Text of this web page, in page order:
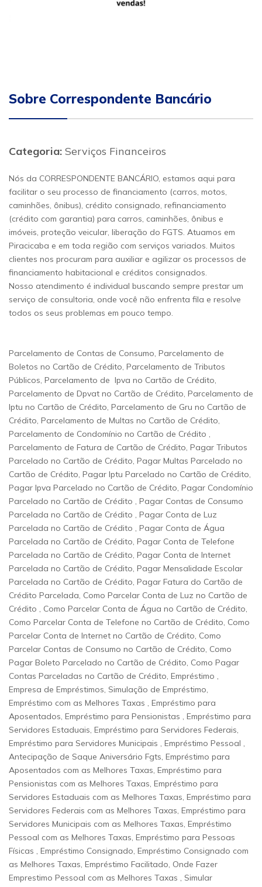
Sobre Correspondente Bancário
Categoria: Serviços Financeiros
Nós da CORRESPONDENTE BANCÁRIO, estamos aqui para
facilitar o seu processo de financiamento (carros, motos,
caminhões, ônibus), crédito consignado, refinanciamento
(crédito com garantia) para carros, caminhões, ônibus e
imóveis, proteção veicular, liberação do FGTS. Atuamos em
Piracicaba e em toda região com serviços variados. Muitos
clientes nos procuram para auxiliar e agilizar os processos de
financiamento habitacional e créditos consignados.
Nosso atendimento é individual buscando sempre prestar um
serviço de consultoria, onde você não enfrenta fila e resolve
todos os seus problemas em pouco tempo.
Parcelamento de Contas de Consumo, Parcelamento de
Boletos no Cartão de Crédito, Parcelamento de Tributos
Públicos, Parcelamento de Ipva no Cartão de Crédito,
Parcelamento de Dpvat no Cartão de Crédito, Parcelamento de
Iptu no Cartão de Crédito, Parcelamento de Gru no Cartão de
Crédito, Parcelamento de Multas no Cartão de Crédito,
Parcelamento de Condomínio no Cartão de Crédito ,
Parcelamento de Fatura de Cartão de Crédito, Pagar Tributos
Parcelado no Cartão de Crédito, Pagar Multas Parcelado no
Cartão de Crédito, Pagar Iptu Parcelado no Cartão de Crédito,
Pagar Ipva Parcelado no Cartão de Crédito, Pagar Condomínio
Parcelado no Cartão de Crédito , Pagar Contas de Consumo
Parcelada no Cartão de Crédito , Pagar Conta de Luz
Parcelada no Cartão de Crédito , Pagar Conta de Água
Parcelada no Cartão de Crédito, Pagar Conta de Telefone
Parcelada no Cartão de Crédito, Pagar Conta de Internet
Parcelada no Cartão de Crédito, Pagar Mensalidade Escolar
Parcelada no Cartão de Crédito, Pagar Fatura do Cartão de
Crédito Parcelada, Como Parcelar Conta de Luz no Cartão de
Crédito , Como Parcelar Conta de Água no Cartão de Crédito,
Como Parcelar Conta de Telefone no Cartão de Crédito, Como
Parcelar Conta de Internet no Cartão de Crédito, Como
Parcelar Contas de Consumo no Cartão de Crédito, Como
Pagar Boleto Parcelado no Cartão de Crédito, Como Pagar
Contas Parceladas no Cartão de Crédito, Empréstimo ,
Empresa de Empréstimos, Simulação de Empréstimo,
Empréstimo com as Melhores Taxas , Empréstimo para
Aposentados, Empréstimo para Pensionistas , Empréstimo para
Servidores Estaduais, Empréstimo para Servidores Federais,
Empréstimo para Servidores Municipais , Empréstimo Pessoal ,
Antecipação de Saque Aniversário Fgts, Empréstimo para
Aposentados com as Melhores Taxas, Empréstimo para
Pensionistas com as Melhores Taxas, Empréstimo para
Servidores Estaduais com as Melhores Taxas, Empréstimo para
Servidores Federais com as Melhores Taxas, Empréstimo para
Servidores Municipais com as Melhores Taxas, Empréstimo
Pessoal com as Melhores Taxas, Empréstimo para Pessoas
Físicas , Empréstimo Consignado, Empréstimo Consignado com
as Melhores Taxas, Empréstimo Facilitado, Onde Fazer
Emprestimo Pessoal com as Melhores Taxas , Simular